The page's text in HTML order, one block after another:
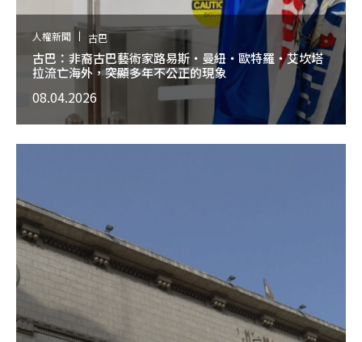
人權新聞 古巴
古巴：非裔古巴藝術家路易斯・曼紐・歐特羅・艾坎塔
拉流亡海外，突顯多年不公正的現象
08.04.2026